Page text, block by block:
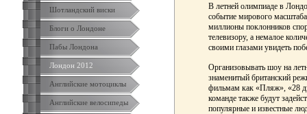
Шотландский виски
Блоги о Лондоне
Пабы Лондона
Лондон 2012
Английские мотоциклы
Английские велосипеды
В летней олимпиаде в
событие мирового
миллионы поклонников
телевизору, а немалое
своими глазами увидеть
Организовывать шоу на
знаменитый британский
фильмам как «Пляж», «28
команде также будут
популярные и известные